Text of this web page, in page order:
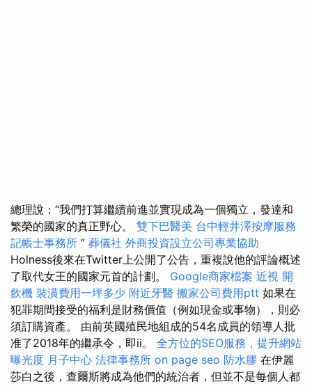
總理說：“我們打算繼續前進並實現成為一個獨立，發達和
繁榮的國家的真正野心。 雙下巴醫美 台中輕井澤按摩服務
記帳士事務所 ” 葬儀社 外商投資設立公司專業協助
Holness後來在Twitter上公開了公告，重複說他的評論概述
了取代女王的國家元首的計劃。 Google商家檔案 近視 開
飲機 裝潢費用一坪多少 附近牙醫 搬家公司費用ptt 如果在
犯罪期間接受的福利是財務價值（例如現金或事物），則必
須訂購資產。 由前英國殖民地組成的54名成員的領導人批
准了2018年的繼承令，即ii。 全方位的SEO服務，提升網站
曝光度 月子中心 法律事務所 on page seo 防水膠 在伊麗
莎白之後，查爾斯將成為他們的統治者，但並不是每個人都